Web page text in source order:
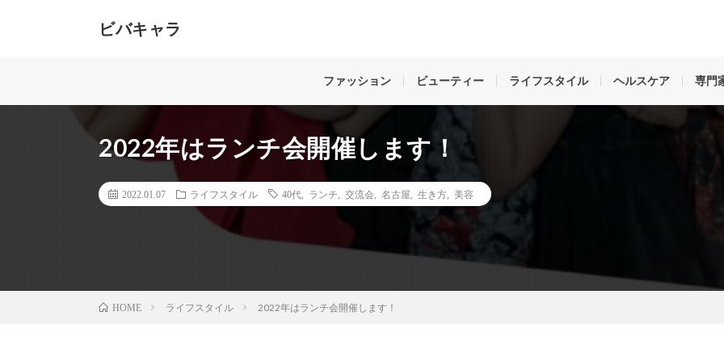
ビバキャラ
する美のスペシャリストがお届けします。「もっと自分のことを好きになる」女性を元気にする情報で未来と笑顔をつくります。
ファッション ビューティー ライフスタイル ヘルスケア 専門
2022年はランチ会開催します！
2022.01.07 ライフスタイル 40代 ランチ 交流会 名古屋 生き方 美容
HOME ライフスタイル 2022年はランチ会開催します！